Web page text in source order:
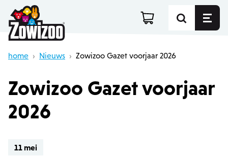
home › Nieuws › Zowizoo Gazet voorjaar 2026
Zowizoo Gazet voorjaar
2026
11 mei